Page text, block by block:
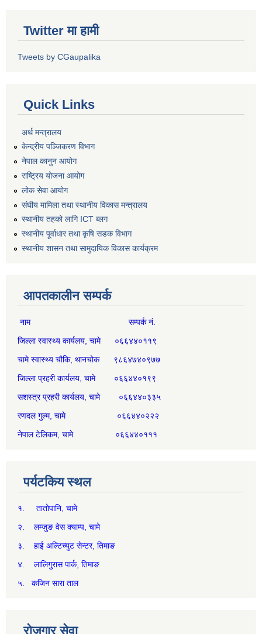
Twitter मा हामी
Tweets by CGaupalika
Quick Links
अर्थ मन्त्रालय
केन्द्रीय पञ्जिकरण विभाग
नेपाल कानुन आयोग
राष्ट्रिय योजना आयोग
लोक सेवा आयोग
संघीय मामिला तथा स्थानीय विकास मन्त्रालय
स्थानीय तहको लागि ICT ब्लग
स्थानीय पूर्वाधार तथा कृषि सडक विभाग
स्थानीय शासन तथा सामुदायिक विकास कार्यक्रम
आपतकालीन सम्पर्क
नाम सम्पर्क नं.
जिल्ला स्वास्थ्य कार्यलय, चामे ०६६४४०११९
चामे स्वास्थ्य चौकि, थानचोक ९८६४७४०९७७
जिल्ला प्रहरी कार्यलय, चामे ०६६४४०१९९
सशस्त्र प्रहरी कार्यलय, चामे ०६६४४०३३५
रणदल गुल्म, चामे ०६६४४०२२२
नेपाल टेलिकम, चामे ०६६४४०१११
पर्यटकिय स्थल
१. तातोपानि, चामे
२. लम्जुङ वेस क्याम्प, चामे
३. हाई अल्टिच्युट सेन्टर, तिमाङ
४. लालिगुरास पार्क, तिमाङ
५. कजिन सारा ताल
रोजगार सेवा